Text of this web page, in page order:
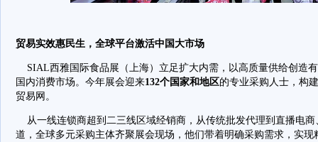
贸易实效惠民生，全球平台激活中国大市场
SIAL西雅国际食品展（上海）立足扩大内需，以高质量供给创造
国内消费市场。今年展会迎来132个国家和地区的专业采购人士，构
贸易网。
从一线连锁商超到二三线区域经销商，从传统批发代理到直播电
道，全球多元采购主体齐聚展会现场，他们带着明确采购需求，实